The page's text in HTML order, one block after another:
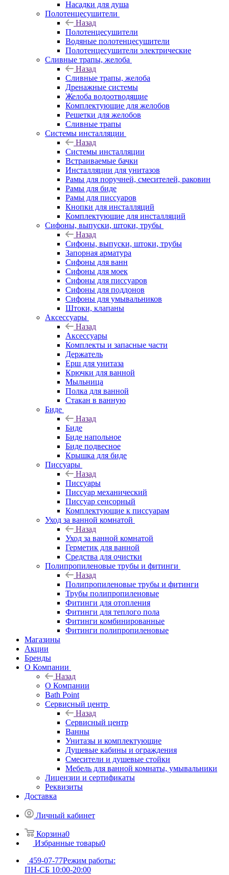
Насадки для душа
Полотенцесушители
Назад
Полотенцесушители
Водяные полотенцесушители
Полотенцесушители электрические
Сливные трапы, желоба
Назад
Сливные трапы, желоба
Дренажные системы
Желоба водоотводящие
Комплектующие для желобов
Решетки для желобов
Сливные трапы
Системы инсталляции
Назад
Системы инсталляции
Встраиваемые бачки
Инсталляции для унитазов
Рамы для поручней, смесителей, раковин
Рамы для биде
Рамы для писсуаров
Кнопки для инсталляций
Комплектующие для инсталляций
Сифоны, выпуски, штоки, трубы
Назад
Сифоны, выпуски, штоки, трубы
Запорная арматура
Сифоны для ванн
Сифоны для моек
Сифоны для писсуаров
Сифоны для поддонов
Сифоны для умывальников
Штоки, клапаны
Аксессуары
Назад
Аксессуары
Комплекты и запасные части
Держатель
Ерш для унитаза
Крючки для ванной
Мыльница
Полка для ванной
Стакан в ванную
Биде
Назад
Биде
Биде напольное
Биде подвесное
Крышка для биде
Писсуары
Назад
Писсуары
Писсуар механический
Писсуар сенсорный
Комплектующие к писсуарам
Уход за ванной комнатой
Назад
Уход за ванной комнатой
Герметик для ванной
Средства для очистки
Полипропиленовые трубы и фитинги
Назад
Полипропиленовые трубы и фитинги
Трубы полипропиленовые
Фитинги для отопления
Фитинги для теплого пола
Фитинги комбинированные
Фитинги полипропиленовые
Магазины
Акции
Бренды
О Компании
Назад
О Компании
Bath Point
Сервисный центр
Назад
Сервисный центр
Ванны
Унитазы и комплектующие
Душевые кабины и ограждения
Смесители и душевые стойки
Мебель для ванной комнаты, умывальники
Лицензии и сертификаты
Реквизиты
Доставка
Личный кабинет
Корзина0
Избранные товары0
459-07-77Режим работы:
ПН-СБ 10:00-20:00